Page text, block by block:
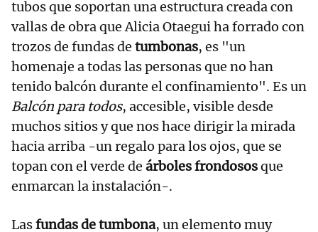
tubos que soportan una estructura creada con
vallas de obra que Alicia Otaegui ha forrado con
trozos de fundas de tumbonas, es "un
homenaje a todas las personas que no han
tenido balcón durante el confinamiento". Es un
Balcón para todos, accesible, visible desde
muchos sitios y que nos hace dirigir la mirada
hacia arriba -un regalo para los ojos, que se
topan con el verde de árboles frondososque
enmarcan la instalación-.
Lasfundas de tumbona, un elemento muy